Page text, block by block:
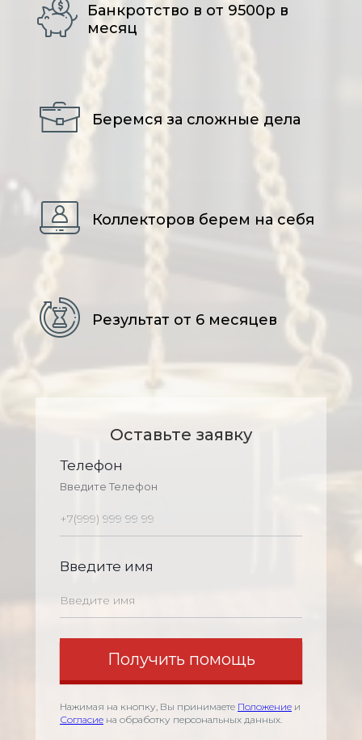
Банкротство в от 9500р в
месяц
Беремся за сложные дела
Коллекторов берем на себя
Результат от 6 месяцев
Оставьте заявку
Телефон
Введите Телефон
Введите имя
Нажимая на кнопку, Вы принимаете Положение и
Согласие на обработку персональных данных.